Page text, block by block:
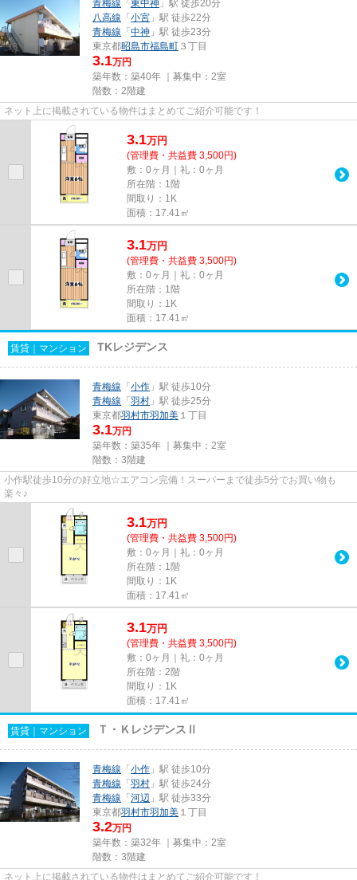
青梅線 「東中神 」駅 徒歩20分
八高線 「小宮 」駅 徒歩22分
青梅線 「中神 」駅 徒歩23分
東京都昭島市福島町 ３丁目
3.1万円
築年数：築40年 ｜募集中： 2室
階数：2階建
ネット上に掲載されている物件はまとめてご紹介可能です！
3.1万円
(管理費・共益費 3,500円)
敷：0ヶ月｜礼：0ヶ月
所在階：1階
間取り：1K
面積：17.41㎡
3.1万円
(管理費・共益費 3,500円)
敷：0ヶ月｜礼：0ヶ月
所在階：1階
間取り：1K
面積：17.41㎡
賃貸｜マンション TKレジデンス
青梅線 「小作 」駅 徒歩10分
青梅線 「羽村 」駅 徒歩25分
東京都羽村市羽加美 １丁目
3.1万円
築年数：築35年 ｜募集中： 2室
階数：3階建
小作駅徒歩10分の好立地☆エアコン完備！スーパーまで徒歩5分でお買い物も
楽々♪
3.1万円
(管理費・共益費 3,500円)
敷：0ヶ月｜礼：0ヶ月
所在階：1階
間取り：1K
面積：17.41㎡
3.1万円
(管理費・共益費 3,500円)
敷：0ヶ月｜礼：0ヶ月
所在階：2階
間取り：1K
面積：17.41㎡
賃貸｜マンション Ｔ・ＫレジデンスⅡ
青梅線 「小作 」駅 徒歩10分
青梅線 「羽村 」駅 徒歩24分
青梅線 「河辺 」駅 徒歩33分
東京都羽村市羽加美 １丁目
3.2万円
築年数：築32年 ｜募集中： 2室
階数：3階建
ネット上に掲載されている物件はまとめてご紹介可能です！